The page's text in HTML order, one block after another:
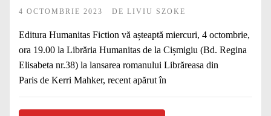
4 OCTOMBRIE 2023 DE LIVIU SZOKE
Editura Humanitas Fiction vă așteaptă miercuri, 4 octombrie,
ora 19.00 la Librăria Humanitas de la Cișmigiu (Bd. Regina
Elisabeta nr.38) la lansarea romanului Librăreasa din
Paris de Kerri Mahker, recent apărut în